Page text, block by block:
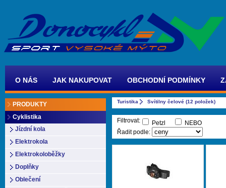
O NÁS JAK NAKUPOVAT OBCHODNÍ PODMÍNKY
PRODUKTY
Cyklistika
Jízdní kola
Elektrokola
Elektrokoloběžky
Doplňky
Oblečení
Turistika Svítilny čelové (12 položek)
Filtrovat: Petzl
NEBO
Řadit podle: